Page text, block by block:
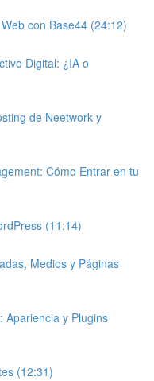
con Base44 (24:12)
Digital: ¿IA o
de Neetwork y
Cómo Entrar en tu
(11:14)
Medios y Páginas
Apariencia y Plugins
(12:31)